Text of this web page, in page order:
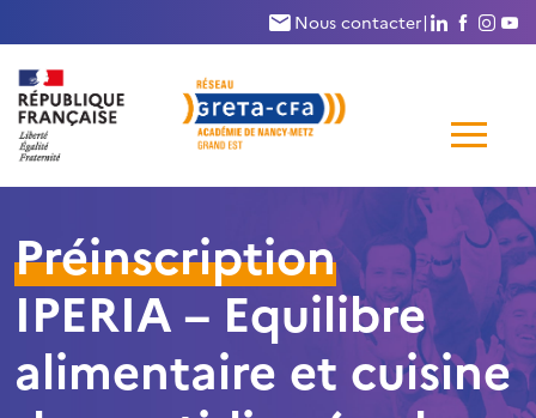
Nous contacter| NousNous
de
Préinscription
IPERIA – Equilibre
alimentaire et cuisine